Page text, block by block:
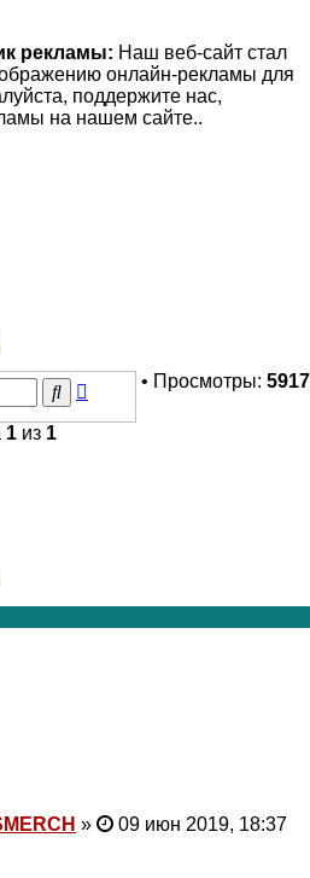
рекламы: Наш веб-сайт стал
онлайн-рекламы для
поддержите нас,
на нашем сайте..
• Просмотры: 5917
ПоискРасширенный
1 из 1
» 09 июн 2019, 18:37